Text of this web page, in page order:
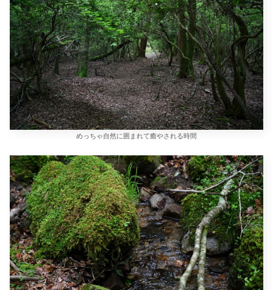
めっちゃ自然に囲まれて癒やされる時間